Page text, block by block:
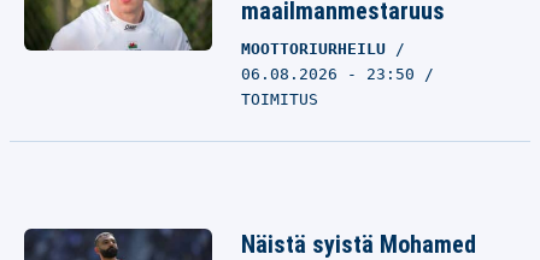
maailmanmestaruus
MOOTTORIURHEILU
06.08.2026 - 23:50
TOIMITUS
Näistä syistä Mohamed